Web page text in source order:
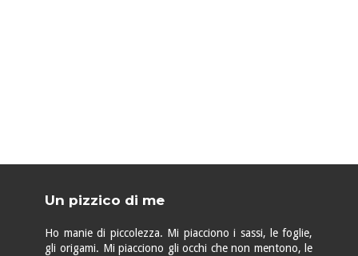
Un pizzico di me
Ho manie di piccolezza. Mi piacciono i sassi, le foglie,
gli origami. Mi piacciono gli occhi che non mentono, le